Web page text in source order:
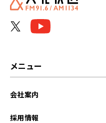
メニュー
会社案内
採用情報